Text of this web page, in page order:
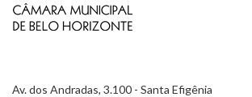
Av. dos Andradas, 3.100 - Santa Efigênia